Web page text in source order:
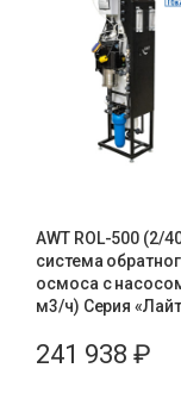
AWT ROL-500 (2/
система
осмоса с
м3/ч) Серия
241 938 ₽